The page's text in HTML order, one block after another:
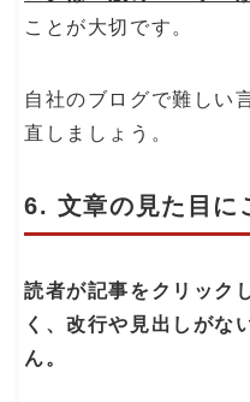
ことが大切です。
自社のブログで難しい
直しましょう。
6. 文章の見た目に
読者が記事をクリック
く、改行や見出しがな
ん。